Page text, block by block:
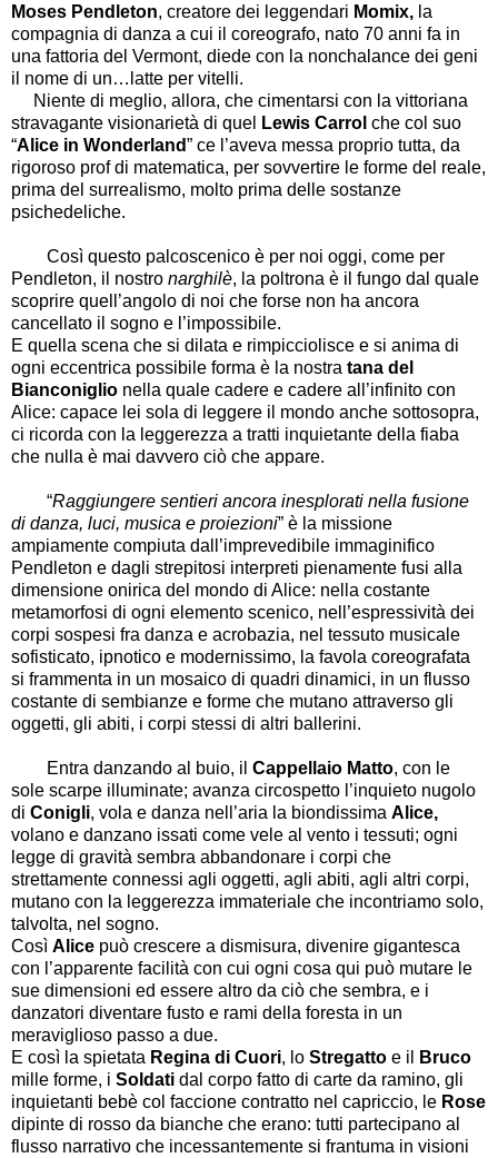
Moses Pendleton, creatore dei leggendari Momix, la
compagnia di danza a cui il coreografo, nato 70 anni fa in
una fattoria del Vermont, diede con la nonchalance dei geni
il nome di un…latte per vitelli.
Niente di meglio, allora, che cimentarsi con la vittoriana
stravagante visionarietà di quel
Lewis Carrol che col suo
“Alice in Wonderland” ce l’aveva messa proprio tutta, da
rigoroso prof di matematica, per sovvertire le forme del reale,
prima del surrealismo, molto prima delle sostanze
psichedeliche.
Così questo palcoscenico è per noi oggi, come per
Pendleton, il nostro narghilè, la poltrona è il fungo dal quale
scoprire quell’angolo di noi che forse non ha ancora
cancellato il sogno e l’impossibile.
E quella scena che si dilata e rimpicciolisce e si anima di
ogni eccentrica possibile forma è la nostra tana del
Bianconiglio nella quale cadere e cadere all’infinito con
Alice: capace lei sola di leggere il mondo anche sottosopra,
ci ricorda con la leggerezza a tratti inquietante della fiaba
che nulla è mai davvero ciò che appare.
“Raggiungere sentieri ancora inesplorati nella fusione
di danza, luci, musica e proiezioni” è la missione
ampiamente compiuta dall’imprevedibile immaginifico
Pendleton e dagli strepitosi interpreti pienamente fusi alla
dimensione onirica del mondo di Alice: nella costante
metamorfosi di ogni elemento scenico, nell’espressività dei
corpi sospesi fra danza e acrobazia, nel tessuto musicale
sofisticato, ipnotico e modernissimo, la favola coreografata
si frammenta in un mosaico di quadri dinamici, in un flusso
costante di sembianze e forme che mutano attraverso gli
oggetti, gli abiti, i corpi stessi di altri ballerini.
Entra danzando al buio, il Cappellaio Matto, con le
sole scarpe illuminate; avanza circospetto l’inquieto nugolo
di Conigli, vola e danza nell’aria la biondissima Alice,
volano e danzano issati come vele al vento i tessuti; ogni
legge di gravità sembra abbandonare i corpi che
strettamente connessi agli oggetti, agli abiti, agli altri corpi,
mutano con la leggerezza immateriale che incontriamo solo,
talvolta, nel sogno.
Così Alice può crescere a dismisura, divenire gigantesca
con l’apparente facilità con cui ogni cosa qui può mutare le
sue dimensioni ed essere altro da ciò che sembra, e i
danzatori diventare fusto e rami della foresta in un
meraviglioso passo a due.
E così la spietata Regina di Cuori, lo Stregatto e il
Bruco
mille forme, i Soldati dal corpo fatto di carte da ramino, gli
inquietanti bebè col faccione contratto nel capriccio, le Rose
dipinte di rosso da bianche che erano: tutti partecipano al
flusso narrativo che incessantemente si frantuma in visioni